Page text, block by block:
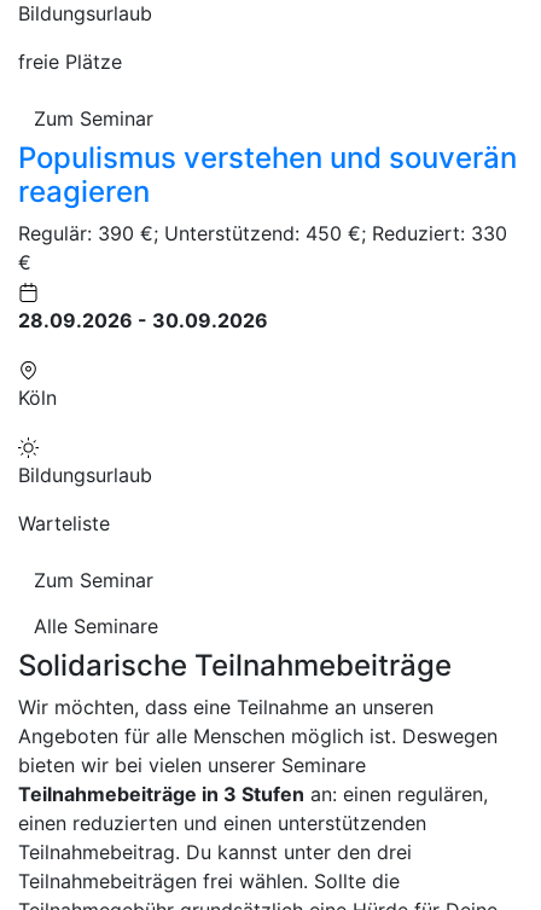
Bildungsurlaub
freie Plätze
Zum Seminar
Populismus verstehen und souverän
reagieren
Regulär: 390 €; Unterstützend: 450 €; Reduziert: 330
€
28.09.2026 - 30.09.2026
Köln
Bildungsurlaub
Warteliste
Zum Seminar
Alle Seminare
Solidarische Teilnahmebeiträge
Wir möchten, dass eine Teilnahme an unseren
Angeboten für alle Menschen möglich ist. Deswegen
bieten wir bei vielen unserer Seminare
Teilnahmebeiträge in 3 Stufen an: einen regulären,
einen reduzierten und einen unterstützenden
Teilnahmebeitrag. Du kannst unter den drei
Teilnahmebeiträgen frei wählen. Sollte die